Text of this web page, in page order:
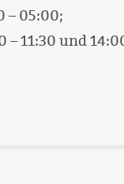
– 05:00;
– 11:30 und